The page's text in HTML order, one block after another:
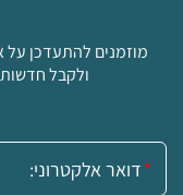
מוזמנים להתעדכן על
ולקבל
אימייל: